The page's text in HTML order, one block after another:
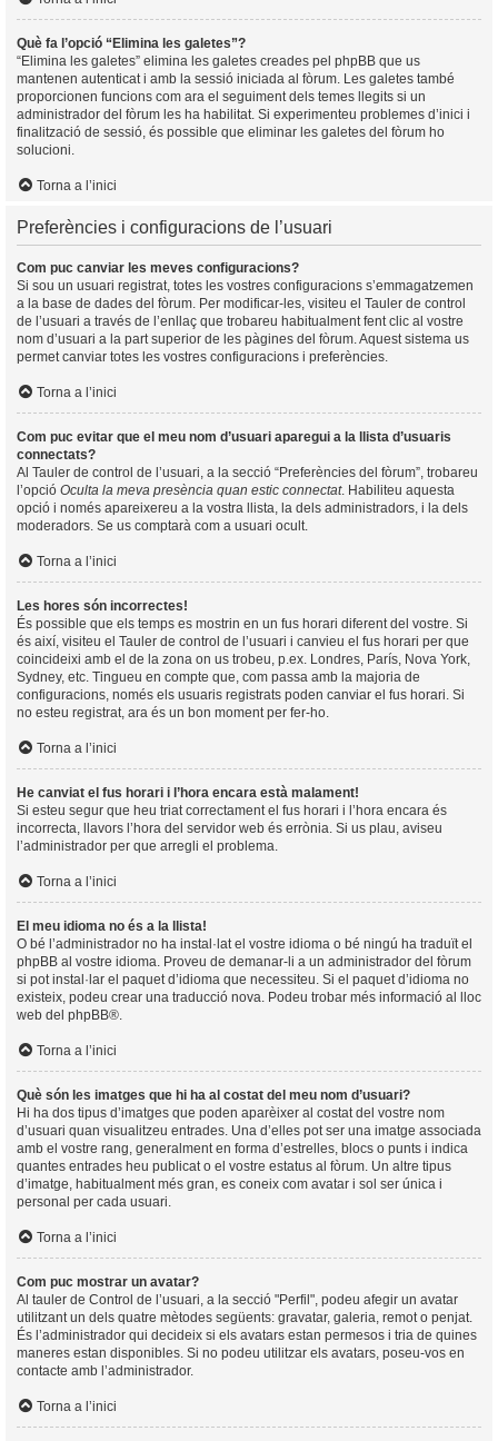
Què fa l’opció “Elimina les galetes”?
“Elimina les galetes” elimina les galetes creades pel phpBB que us
mantenen autenticat i amb la sessió iniciada al fòrum. Les galetes també
proporcionen funcions com ara el seguiment dels temes llegits si un
administrador del fòrum les ha habilitat. Si experimenteu problemes d’inici i
finalització de sessió, és possible que eliminar les galetes del fòrum ho
solucioni.
Torna a l’inici
Preferències i configuracions de l’usuari
Com puc canviar les meves configuracions?
Si sou un usuari registrat, totes les vostres configuracions s’emmagatzemen
a la base de dades del fòrum. Per modificar-les, visiteu el Tauler de control
de l’usuari a través de l’enllaç que trobareu habitualment fent clic al vostre
nom d’usuari a la part superior de les pàgines del fòrum. Aquest sistema us
permet canviar totes les vostres configuracions i preferències.
Torna a l’inici
Com puc evitar que el meu nom d’usuari aparegui a la llista d’usuaris
connectats?
Al Tauler de control de l’usuari, a la secció “Preferències del fòrum”, trobareu
l’opció Oculta la meva presència quan estic connectat. Habiliteu aquesta
opció i només apareixereu a la vostra llista, la dels administradors, i la dels
moderadors. Se us comptarà com a usuari ocult.
Torna a l’inici
Les hores són incorrectes!
És possible que els temps es mostrin en un fus horari diferent del vostre. Si
és així, visiteu el Tauler de control de l’usuari i canvieu el fus horari per que
coincideixi amb el de la zona on us trobeu, p.ex. Londres, París, Nova York,
Sydney, etc. Tingueu en compte que, com passa amb la majoria de
configuracions, només els usuaris registrats poden canviar el fus horari. Si
no esteu registrat, ara és un bon moment per fer-ho.
Torna a l’inici
He canviat el fus horari i l’hora encara està malament!
Si esteu segur que heu triat correctament el fus horari i l’hora encara és
incorrecta, llavors l’hora del servidor web és errònia. Si us plau, aviseu
l’administrador per que arregli el problema.
Torna a l’inici
El meu idioma no és a la llista!
O bé l’administrador no ha instal·lat el vostre idioma o bé ningú ha traduït el
phpBB al vostre idioma. Proveu de demanar-li a un administrador del fòrum
si pot instal·lar el paquet d’idioma que necessiteu. Si el paquet d’idioma no
existeix, podeu crear una traducció nova. Podeu trobar més informació al lloc
web del phpBB®.
Torna a l’inici
Què són les imatges que hi ha al costat del meu nom d’usuari?
Hi ha dos tipus d’imatges que poden aparèixer al costat del vostre nom
d’usuari quan visualitzeu entrades. Una d’elles pot ser una imatge associada
amb el vostre rang, generalment en forma d’estrelles, blocs o punts i indica
quantes entrades heu publicat o el vostre estatus al fòrum. Un altre tipus
d’imatge, habitualment més gran, es coneix com avatar i sol ser única i
personal per cada usuari.
Torna a l’inici
Com puc mostrar un avatar?
Al tauler de Control de l’usuari, a la secció "Perfil", podeu afegir un avatar
utilitzant un dels quatre mètodes següents: gravatar, galeria, remot o penjat.
És l’administrador qui decideix si els avatars estan permesos i tria de quines
maneres estan disponibles. Si no podeu utilitzar els avatars, poseu-vos en
contacte amb l’administrador.
Torna a l’inici